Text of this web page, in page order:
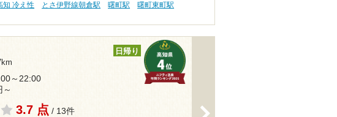
知 冷え性 とさ伊野線朝倉駅 曙町駅
曙町東町駅
日帰り
～22:00
3.7 点 / 13件